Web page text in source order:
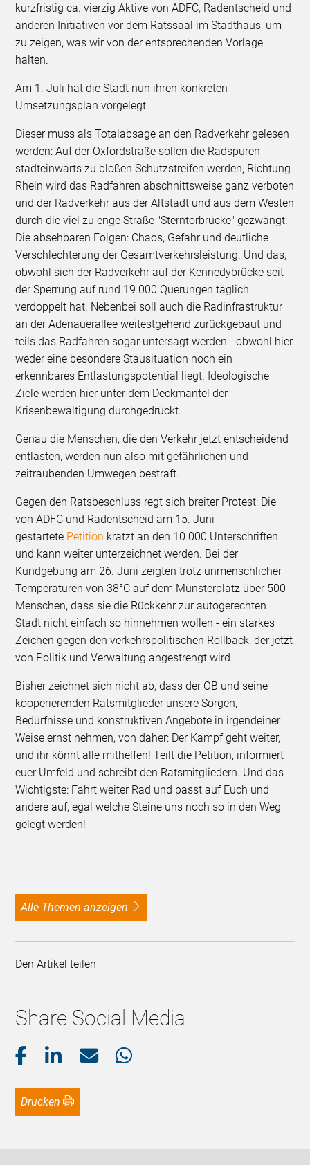
kurzfristig ca. vierzig Aktive von ADFC, Radentscheid und
anderen Initiativen vor dem Ratssaal im Stadthaus, um
zu zeigen, was wir von der entsprechenden Vorlage
halten.
Am 1. Juli hat die Stadt nun ihren konkreten
Umsetzungsplan vorgelegt.
Dieser muss als Totalabsage an den Radverkehr gelesen
werden: Auf der Oxfordstraße sollen die Radspuren
stadteinwärts zu bloßen Schutzstreifen werden, Richtung
Rhein wird das Radfahren abschnittsweise ganz verboten
und der Radverkehr aus der Altstadt und aus dem Westen
durch die viel zu enge Straße "Sterntorbrücke" gezwängt.
Die absehbaren Folgen: Chaos, Gefahr und deutliche
Verschlechterung der Gesamtverkehrsleistung. Und das,
obwohl sich der Radverkehr auf der Kennedybrücke seit
der Sperrung auf rund 19.000 Querungen täglich
verdoppelt hat. Nebenbei soll auch die Radinfrastruktur
an der Adenauerallee weitestgehend zurückgebaut und
teils das Radfahren sogar untersagt werden - obwohl hier
weder eine besondere Stausituation noch ein
erkennbares Entlastungspotential liegt. Ideologische
Ziele werden hier unter dem Deckmantel der
Krisenbewältigung durchgedrückt.
Genau die Menschen, die den Verkehr jetzt entscheidend
entlasten, werden nun also mit gefährlichen und
zeitraubenden Umwegen bestraft.
Gegen den Ratsbeschluss regt sich breiter Protest: Die
von ADFC und Radentscheid am 15. Juni
gestartete Petition kratzt an den 10.000 Unterschriften
und kann weiter unterzeichnet werden. Bei der
Kundgebung am 26. Juni zeigten trotz unmenschlicher
Temperaturen von 38°C auf dem Münsterplatz über 500
Menschen, dass sie die Rückkehr zur autogerechten
Stadt nicht einfach so hinnehmen wollen - ein starkes
Zeichen gegen den verkehrspolitischen Rollback, der jetzt
von Politik und Verwaltung angestrengt wird.
Bisher zeichnet sich nicht ab, dass der OB und seine
kooperierenden Ratsmitglieder unsere Sorgen,
Bedürfnisse und konstruktiven Angebote in irgendeiner
Weise ernst nehmen, von daher: Der Kampf geht weiter,
und ihr könnt alle mithelfen! Teilt die Petition, informiert
euer Umfeld und schreibt den Ratsmitgliedern. Und das
Wichtigste: Fahrt weiter Rad und passt auf Euch und
andere auf, egal welche Steine uns noch so in den Weg
gelegt werden!
alle Themen anzeigen
Den Artikel teilen
Share Social Media
Drucken